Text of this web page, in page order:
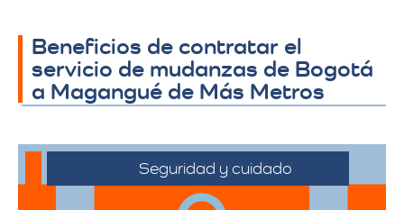
Beneficios de contratar el
servicio de mudanzas de Bogotá
a Magangué de Más Metros
Seguridad y cuidado